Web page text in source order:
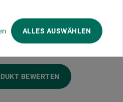
ALLES AUSWÄHLEN
(0)
BEWERTEN